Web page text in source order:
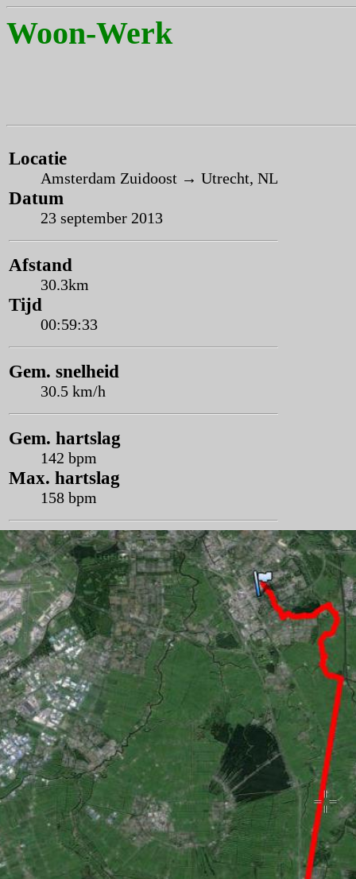
Woon-Werk
Locatie
Amsterdam Zuidoost → Utrecht, NL
Datum
23 september 2013
Afstand
30.3km
Tijd
00:59:33
Gem. snelheid
30.5 km/h
Gem. hartslag
142 bpm
Max. hartslag
158 bpm